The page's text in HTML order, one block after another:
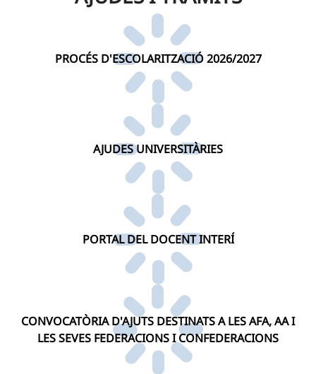
PROCÉS D'ESCOLARITZACIÓ 2026/2027
AJUDES UNIVERSITÀRIES
PORTAL DEL DOCENT INTERÍ
CONVOCATÒRIA D'AJUTS DESTINATS A LES AFA, AA I
LES SEVES FEDERACIONS I CONFEDERACIONS